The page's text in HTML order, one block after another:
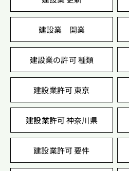
建設業 開業
建設業の許可 種類
建設業許可 東京
建設業許可 神奈川県
建設業許可 要件